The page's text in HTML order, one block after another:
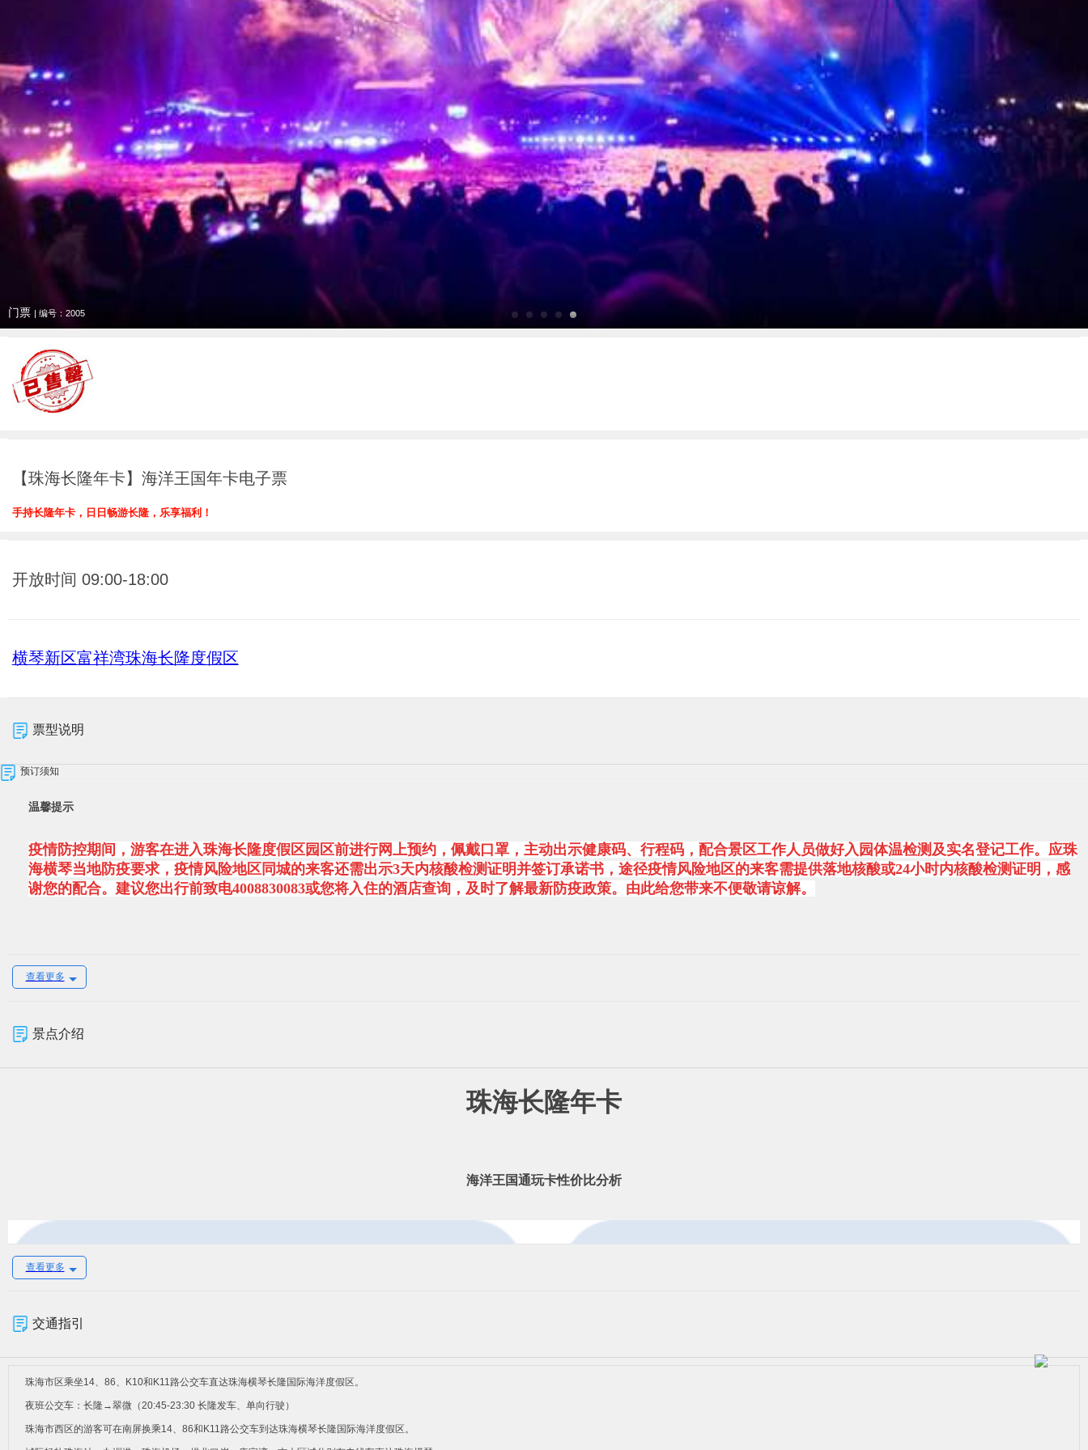
门票 | 编号：2005
【珠海长隆年卡】海洋王国年卡电子票
手持长隆年卡，日日畅游长隆，乐享福利！
开放时间 09:00-18:00
横琴新区富祥湾珠海长隆度假区
票型说明
预订须知
温馨提示
疫情防控期间，游客在进入珠海长隆度假区园区前进行网上预约，佩戴口罩，主动出示健康码、行程码，配合景区工作人员做好入园体温检测及实名登记工作。应珠
海横琴当地防疫要求，疫情风险地区同城的来客还需出示3天内核酸检测证明并签订承诺书，途径疫情风险地区的来客需提供落地核酸或24小时内核酸检测证明，感
谢您的配合。建议您出行前致电4008830083或您将入住的酒店查询，及时了解最新防疫政策。由此给您带来不便敬请谅解。
【使用日期说明】
查看更多
景点介绍
珠海长隆年卡
海洋王国通玩卡性价比分析
查看更多
交通指引
珠海市区乘坐14、86、K10和K11路公交车直达珠海横琴长隆国际海洋度假区。
夜班公交车：长隆→翠微（20:45-23:30 长隆发车、单向行驶）
珠海市西区的游客可在南屏换乘14、86和K11路公交车到达珠海横琴长隆国际海洋度假区。